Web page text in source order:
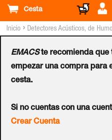
Cesta
EMACSte recomienda que
empezar una compra para
cesta.
Si no cuentas con una
Crear Cuenta
Inicio › Detectores Acústicos, de
Detector de
TAKEX™
Ref.: FS-5000E